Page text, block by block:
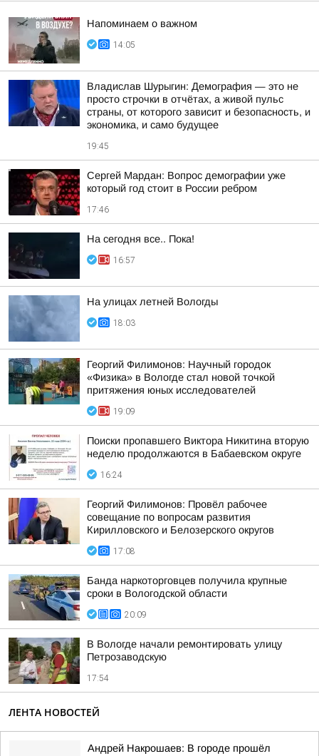
Напоминаем о важном
14:05
Владислав Шурыгин: Демография — это не
просто строчки в отчётах, а живой пульс
страны, от которого зависит и безопасность, и
экономика, и само будущее
19:45
Сергей Мардан: Вопрос демографии уже
который год стоит в России ребром
17:46
На сегодня все.. Пока!
16:57
На улицах летней Вологды
18:03
Георгий Филимонов: Научный городок
«Физика» в Вологде стал новой точкой
притяжения юных исследователей
19:09
Поиски пропавшего Виктора Никитина вторую
неделю продолжаются в Бабаевском округе
16:24
Георгий Филимонов: Провёл рабочее
совещание по вопросам развития
Кирилловского и Белозерского округов
17:08
Банда наркоторговцев получила крупные
сроки в Вологодской области
20:09
В Вологде начали ремонтировать улицу
Петрозаводскую
17:54
ЛЕНТА НОВОСТЕЙ
Андрей Накрошаев: В городе прошёл